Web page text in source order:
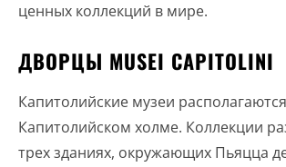
ценных коллекций в мире.
ДВОРЦЫ MUSEI CAPITOLINI
Капитолийские музеи
Капитолийском холме. Коллекции
трех зданиях, окружающих Пьяцца